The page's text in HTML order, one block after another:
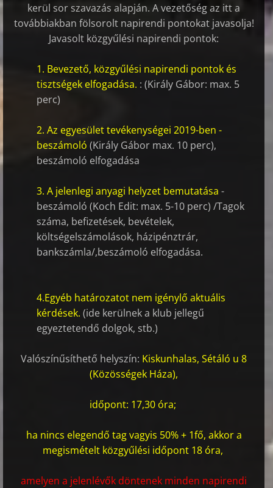
kerül sor szavazás alapján. A vezetőség az itt a
továbbiakban fölsorolt napirendi pontokat javasolja!
Javasolt közgyűlési napirendi pontok:
1. Bevezető, közgyűlési napirendi pontok és
tisztségek elfogadása. : (Király Gábor: max. 5
perc)
2. Az egyesület tevékenységei 2019-ben -
beszámoló (Király Gábor max. 10 perc),
beszámoló elfogadása
3. A jelenlegi anyagi helyzet bemutatása -
beszámoló (Koch Edit: max. 5-10 perc) /Tagok
száma, befizetések, bevételek,
költségelszámolások, házipénztrár,
bankszámla/,beszámoló elfogadása.
4.Egyéb határozatot nem igénylő aktuális
kérdések. (ide kerülnek a klub jellegű
egyeztetendő dolgok, stb.)
Valószínűsíthető helyszín: Kiskunhalas, Sétáló u 8
(Közösségek Háza),
időpont: 17,30 óra;
ha nincs elegendő tag vagyis 50% + 1fő, akkor a
megismételt közgyűlési időpont 18 óra,
amelyen a jelenlévők döntenek minden napirendi